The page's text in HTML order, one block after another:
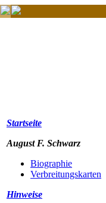
Startseite
August F. Schwarz
Biographie
Verbreitungskarten
Hinweise